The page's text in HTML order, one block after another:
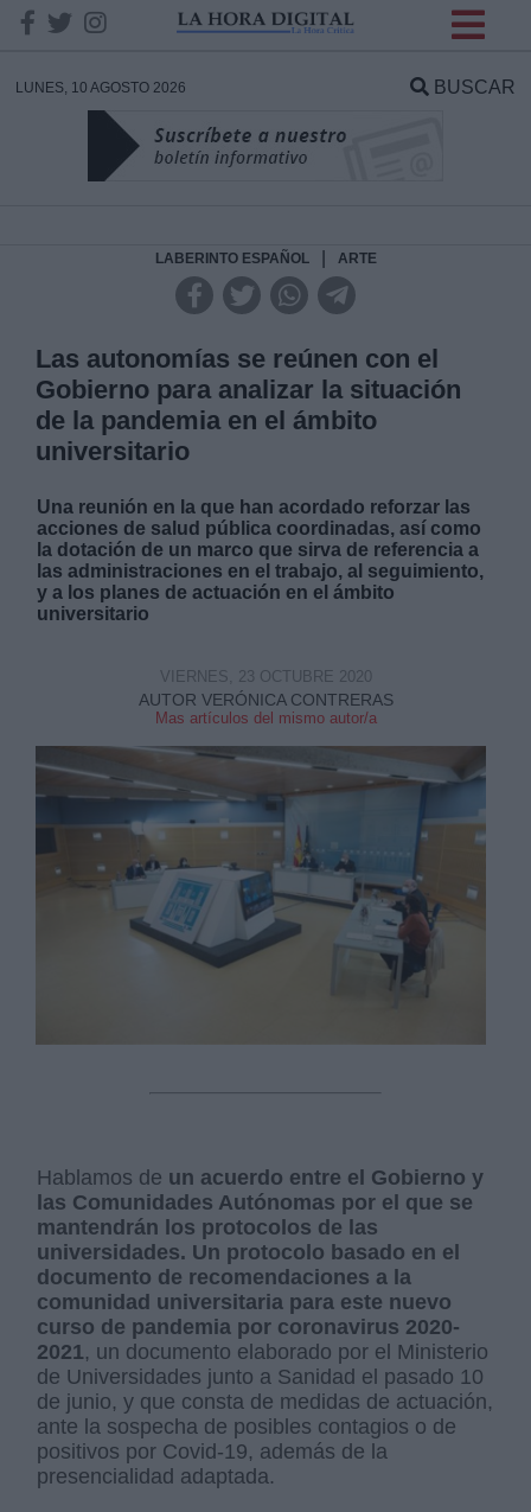
LUNES, 10 AGOSTO 2026 BUSCAR
LABERINTO ESPAÑOL ARTE
Las autonomías se reúnen con el
Gobierno para analizar la situación
de la pandemia en el ámbito
universitario
Una reunión en la que han acordado reforzar las
acciones de salud pública coordinadas, así como
la dotación de un marco que sirva de referencia a
las administraciones en el trabajo, al seguimiento,
y a los planes de actuación en el ámbito
universitario
AUTOR VERÓNICA CONTRERAS
Mas artículos del mismo autor/a
VIERNES, 23 OCTUBRE 2020
Hablamos de un acuerdo entre el Gobierno y
las Comunidades Autónomas por el que se
mantendrán los protocolos de las
universidades. Un protocolo basado en el
documento de recomendaciones a la
comunidad universitaria para este nuevo
curso de pandemia por coronavirus 2020-
2021, un documento elaborado por el Ministerio
de Universidades junto a Sanidad el pasado 10
de junio, y que consta de medidas de actuación,
ante la sospecha de posibles contagios o de
positivos por Covid-19, además de la
presencialidad adaptada.
DATOS
Responsable:
Legitimación:
link
Información adicional